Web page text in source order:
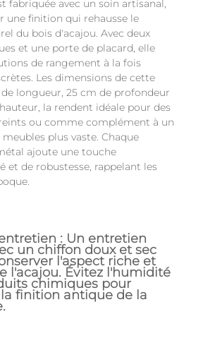
fabriquée avec un soin artisanal,
une finition qui rehausse le
du bois d'acajou. Avec deux
et une porte de placard, elle
de rangement à la fois
Les dimensions de cette
longueur, 25 cm de profondeur
la rendent idéale pour des
ou comme complément à un
plus vaste. Chaque
ajoute une touche
et de robustesse, rappelant les
: Un entretien
un chiffon doux et sec
l'aspect riche et
l'acajou. Évitez l'humidité
chimiques pour
finition antique de la